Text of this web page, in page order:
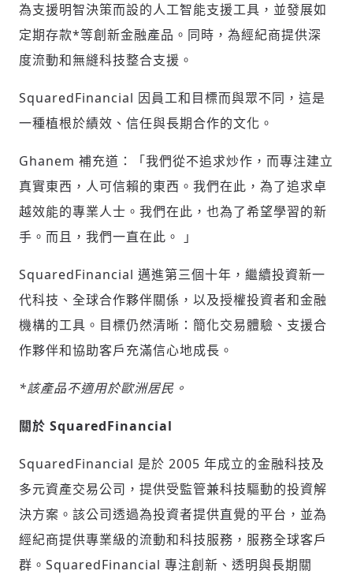
歡迎您加入《旭時報》
掌握國際政經脈動
參與下一波全球科技革命
請輸入發送到的驗證碼
(十分鐘內有效)
驗證
為支援明智決策而設的人工智能支援工具，並發展如
定期存款*等創新金融產品。同時，為經紀商提供深
度流動和無縫科技整合支援。
SquaredFinancial 因員工和目標而與眾不同，這是
一種植根於績效、信任與長期合作的文化。
Ghanem 補充道：「我們從不追求炒作，而專注建立
真實東西，人可信賴的東西。我們在此，為了追求卓
越效能的專業人士。我們在此，也為了希望學習的新
手。而且，我們一直在此。 」
SquaredFinancial 邁進第三個十年，繼續投資新一
代科技、全球合作夥伴關係，以及授權投資者和金融
機構的工具。目標仍然清晰：簡化交易體驗、支援合
作夥伴和協助客戶充滿信心地成長。
*該產品不適用於歐洲居民。
關於 SquaredFinancial
SquaredFinancial 是於 2005 年成立的金融科技及
多元資產交易公司，提供受監管兼科技驅動的投資解
決方案。該公司透過為投資者提供直覺的平台，並為
經紀商提供專業級的流動和科技服務，服務全球客戶
群。SquaredFinancial 專注創新、透明與長期關